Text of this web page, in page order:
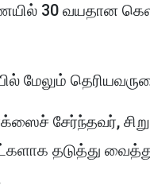
30 வயதான
மேலும்
சேர்ந்தவர்,
தடுத்து